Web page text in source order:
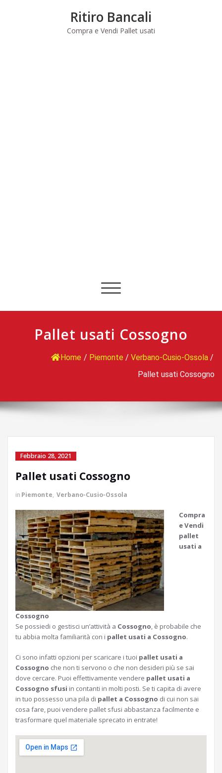
Ritiro Bancali
Compra e Vendi Pallet usati
Commuta
Pallet usati Cossogno
Home / Piemonte / Verbano-Cusio-Ossola /
Pallet usati Cossogno
Febbraio 28, 2021
Pallet usati Cossogno
in Piemonte, Verbano-Cusio-Ossola
Compra
e Vendi
pallet
usati a
Cossogno
Se possiedi o gestisci un’attività a Cossogno, è probabile che
tu abbia molta familiarità con i pallet usati a Cossogno.
Ci sono infatti opzioni per scaricare i tuoi pallet usati a
Cossogno che non ti servono o che non desideri più se sai
dove cercare. Puoi effettivamente vendere pallet usati a
Cossogno sfusi in contanti in molti posti. Se ti capita di avere
in tuo possesso una pila di pallet a Cossogno di cui non sai
cosa fare, puoi vendere pallet sfusi abbastanza facilmente e
trasformare quel materiale sprecato in entrate!